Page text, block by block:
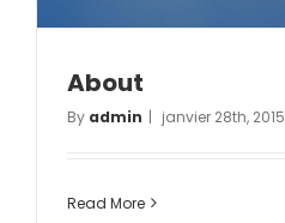
About
By admin | janvier 28th, 2015
Read More